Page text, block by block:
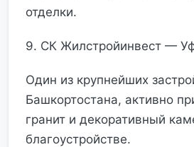
отделки.
9. СК Жилстройинвест —
Один из крупнейших
Башкортостана, активно
гранит и декоративный
благоустройстве.